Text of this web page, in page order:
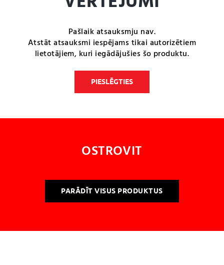
Pašlaik atsauksmju nav.
Atstāt atsauksmi iespējams tikai autorizētiem
lietotājiem, kuri iegādājušies šo produktu.
PIESLĒGTIES
OSTROVIT
PARĀDĪT VISUS PRODUKTUS